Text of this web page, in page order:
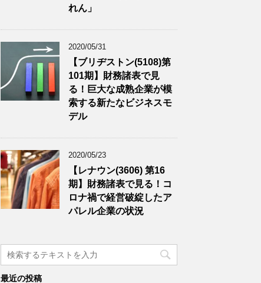
れん」
2020/05/31
【ブリヂストン(5108)第
101期】財務諸表で見
る！巨大な成熟企業が模
索する新たなビジネスモ
デル
2020/05/23
【レナウン(3606) 第16
期】財務諸表で見る！コ
ロナ禍で経営破綻したア
パレル企業の状況
最近の投稿